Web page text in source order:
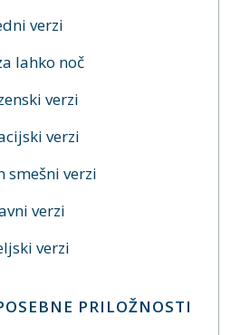
verzi
lahko noč
verzi
verzi
smešni verzi
verzi
verzi
PRILOŽNOSTI